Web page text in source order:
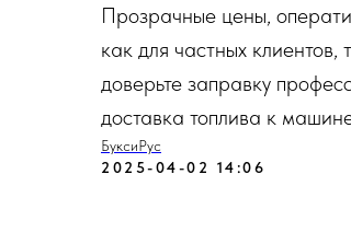
Прозрачные цены,
как для частных
доверьте заправку
доставка топлива к
БуксиРус
2025-04-02 14:06